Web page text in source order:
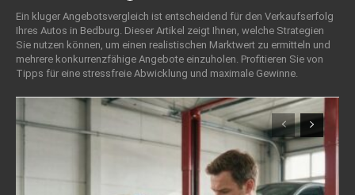
Ein kluger Angebotsvergleich ist entscheidend für den Verkaufserfolg
Ihres Autos in Bedburg. Dieser Artikel zeigt Ihnen, welche Strategien
Sie nutzen können, um einen realistischen Marktwert zu ermitteln und
mehrere konkurrenzfähige Angebote einzuholen. Profitieren Sie von
Tipps für eine stressfreie Abwicklung und maximale Gewinne.